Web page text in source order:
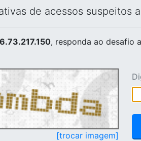
de acessos suspeitos
, responda ao desafio
[trocar imagem]